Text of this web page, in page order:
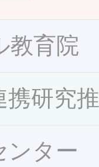
教育院
携研究
ンター